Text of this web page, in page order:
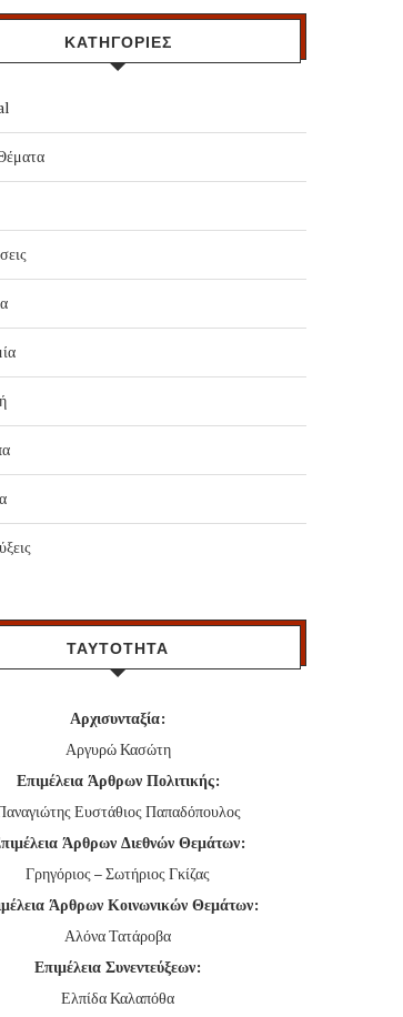
ΚΑΤΗΓΟΡΙΕΣ
ΤΑΥΤΟΤΗΤΑ
Αρχισυνταξία:
Αργυρώ Κασώτη
Επιμέλεια Άρθρων Πολιτικής:
Ευστάθιος Παπαδόπουλος
Άρθρων Διεθνών Θεμάτων:
Γρηγόριος – Σωτήριος Γκίζας
Άρθρων Κοινωνικών Θεμάτων:
Αλόνα Τατάροβα
Επιμέλεια Συνεντεύξεων:
Ελπίδα Καλαπόθα